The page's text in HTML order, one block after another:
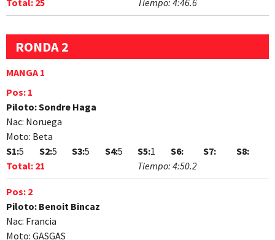
Total: 25 Tiempo: 4:46.6
RONDA 2
MANGA 1
Pos: 1
Piloto:Sondre Haga
Nac: Noruega
Moto: Beta
S1:5 S2:5 S3:5 S4:5 S5:1 S6: S7:
S8:
Total: 21 Tiempo: 4:50.2
Pos: 2
Piloto: Benoit Bincaz
Nac: Francia
Moto: GASGAS